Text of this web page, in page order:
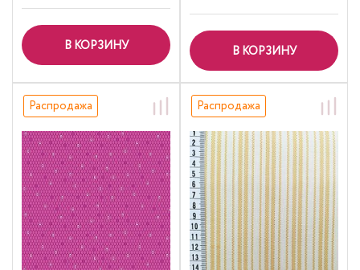
В КОРЗИНУ В КОРЗИНУ
Распродажа Распродажа